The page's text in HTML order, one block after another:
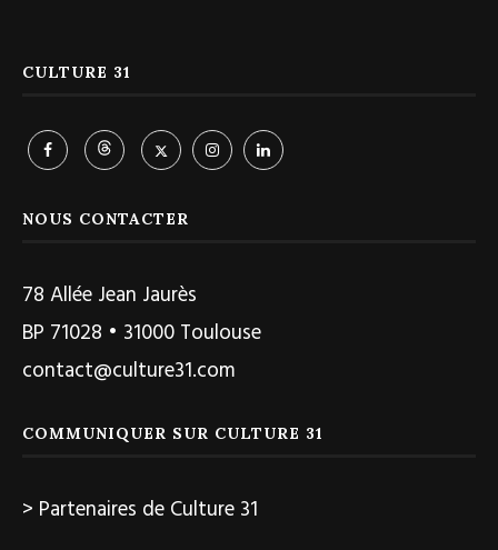
CULTURE 31
NOUS CONTACTER
78 Allée Jean Jaurès
BP 71028 • 31000 Toulouse
contact@culture31.com
COMMUNIQUER SUR CULTURE 31
> Partenaires de Culture 31